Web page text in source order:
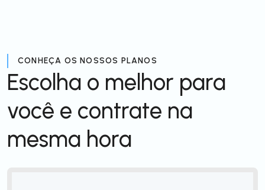
CONHEÇA OS NOSSOS PLANOS
Escolha o melhor para
você e contrate na
mesma hora